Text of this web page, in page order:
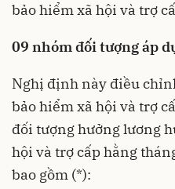
bảo hiểm xã hội và trợ
09 nhóm đối tượng áp
Nghị định này điều
bảo hiểm xã hội và trợ
đối tượng hưởng lương
hội và trợ cấp hằng
bao gồm (*):